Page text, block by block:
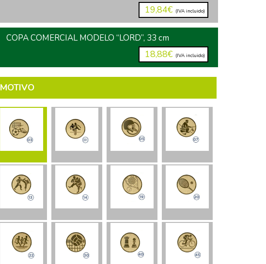
19,84€ (IVA incluido)
COPA COMERCIAL MODELO “LORD”, 33 cm
18,88€ (IVA incluido)
MOTIVO